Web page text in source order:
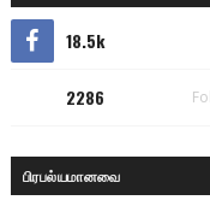
18.5k
2286
பிரபல்யமானவை